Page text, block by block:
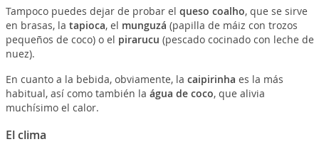
Tampoco puedes dejar de probar el queso coalho, que se sirve
en brasas, la tapioca, el munguzá (papilla de máiz con trozos
pequeños de coco) o el pirarucu (pescado cocinado con leche de
nuez).
En cuanto a la bebida, obviamente, la caipirinha es la más
habitual, así como también la água de coco, que alivia
muchísimo el calor.
El clima